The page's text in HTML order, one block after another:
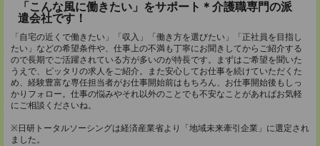
「こんな風に働きたい」をサポート＊介護職専門の派
遣会社です！
「自宅の近くで働きたい」「収入」「働き方を選びたい」「正社員を目指し
たい」などの希望条件や、仕事上の不満も丁寧にお聞きしてからご紹介する
ので長期でご活躍されている方が多いのが特長です。まずはご希望を聞いた
うえで、ピッタリの求人をご紹介。また安心してお仕事を続けていただくた
め、経験豊富な専任担当者がお仕事開始前はもちろん、お仕事開始後もしっ
かりフォロー。仕事の悩みやそれ以外のことでも不安なことがあればお気軽
にご相談くださいね。
※日研トータルソーシングは経済産業省より「地域未来牽引企業」に選定され
ました。